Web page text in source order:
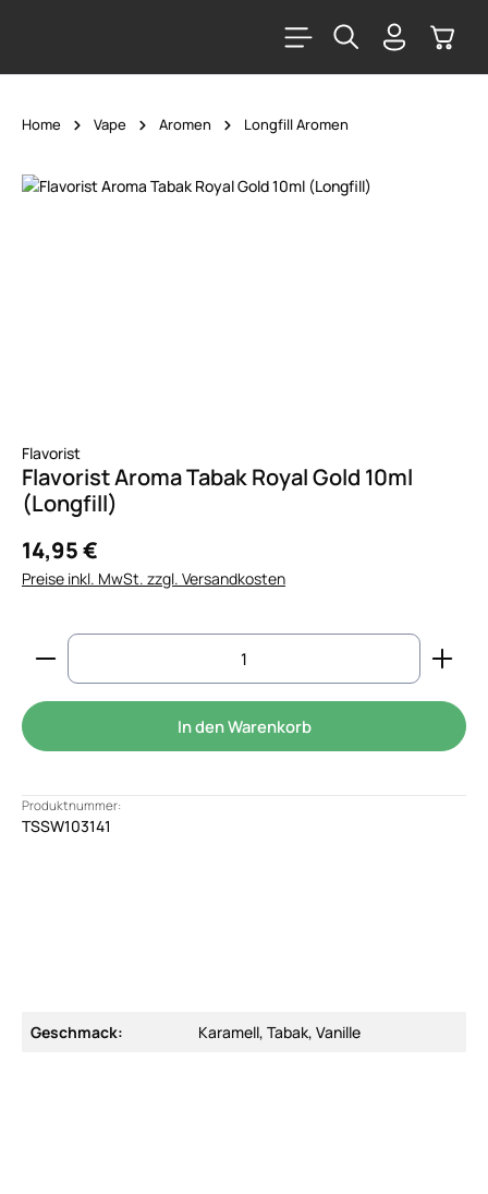
Home Vape Aromen Longfill Aromen
Bildergalerie überspringen
Flavorist
Flavorist Aroma Tabak Royal Gold 10ml
(Longfill)
14,95 €
Preise inkl. MwSt. zzgl. Versandkosten
Produkt Anzahl: Gib den gewünschten Wert
In den Warenkorb
Produktnummer:
TSSW103141
Geschmack: Karamell, Tabak, Vanille